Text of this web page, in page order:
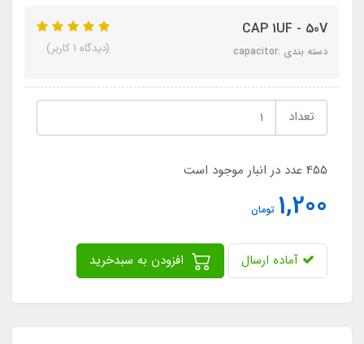
CAP 1UF - 50V
دسته بندی :capacitor (دیدگاه 1 کاربر)
تعداد
455 عدد در انبار موجود است
1,200 تومان
آماده ارسال